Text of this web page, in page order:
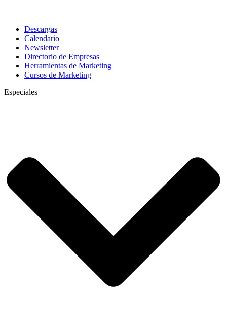
Descargas
Calendario
Newsletter
Directorio de Empresas
Herramientas de Marketing
Cursos de Marketing
Especiales